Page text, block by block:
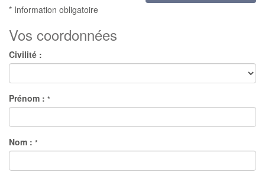
* Information obligatoire
Vos coordonnées
Civilité :
Prénom : *
Nom : *